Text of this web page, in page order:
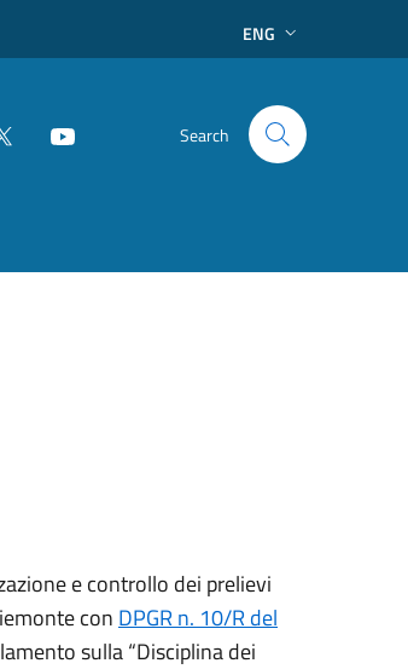
ENG
Search
e controllo dei prelievi
con DPGR n. 10/R del
sulla “Disciplina dei